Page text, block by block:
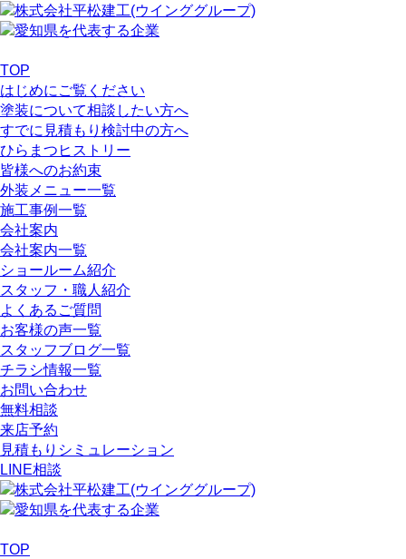
TOP
はじめにご覧ください
塗装について相談したい方へ
すでに見積もり検討中の方へ
ひらまつヒストリー
皆様へのお約束
外装メニュー一覧
施工事例一覧
会社案内
会社案内一覧
ショールーム紹介
スタッフ・職人紹介
よくあるご質問
お客様の声一覧
スタッフブログ一覧
チラシ情報一覧
お問い合わせ
無料相談
来店予約
見積もりシミュレーション
LINE相談
TOP